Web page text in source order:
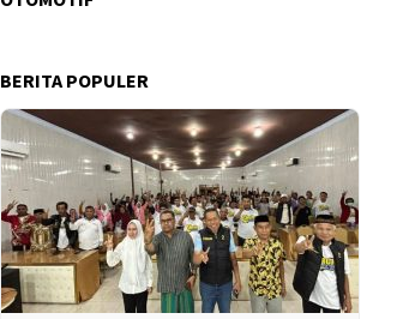
BERITA POPULER